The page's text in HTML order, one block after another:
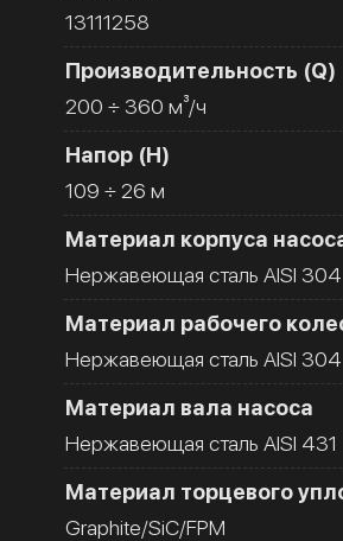
13111258
Производительность (Q)
200 ÷ 360 м³/ч
Напор (H)
109 ÷ 26 м
Материал корпуса
Нержавеющая сталь AISI 304
Материал рабочего
Нержавеющая сталь AISI 304
Материал вала насоса
Нержавеющая сталь AISI 431
Материал торцевого
Graphite/SiC/FPM